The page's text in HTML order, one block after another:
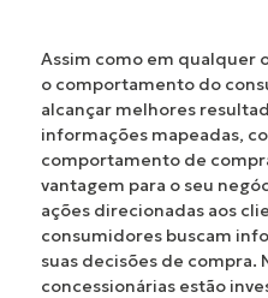
Assim como em qualquer
o comportamento do
alcançar melhores
informações mapeadas,
comportamento de
vantagem para o seu
ações direcionadas aos
consumidores buscam
suas decisões de compra.
concessionárias estão